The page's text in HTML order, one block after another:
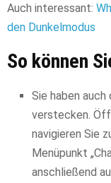
Auch interessant:
den Dunkelmodus
So können
Sie haben
verstecken.
navigieren Sie
Menüpunkt
anschließend